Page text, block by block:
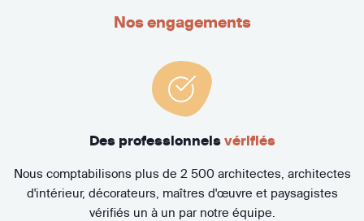
Nos engagements
Des professionnels vérifiés
Nous comptabilisons plus de 2 500 architectes, architectes
d'intérieur, décorateurs, maîtres d'œuvre et paysagistes
vérifiés un à un par notre équipe.